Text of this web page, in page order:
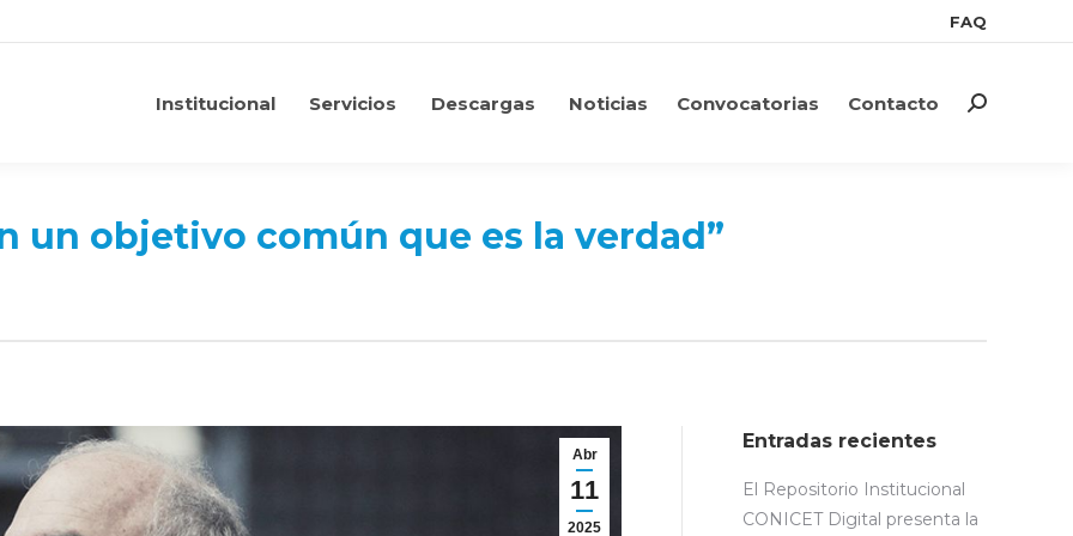
FAQ
Institucional Servicios Descargas Noticias Convocatorias Contacto Search:
un objetivo común que es la verdad”
Abr
11
2025
Entradas recientes
El Repositorio Institucional
CONICET Digital presenta la
FAQ